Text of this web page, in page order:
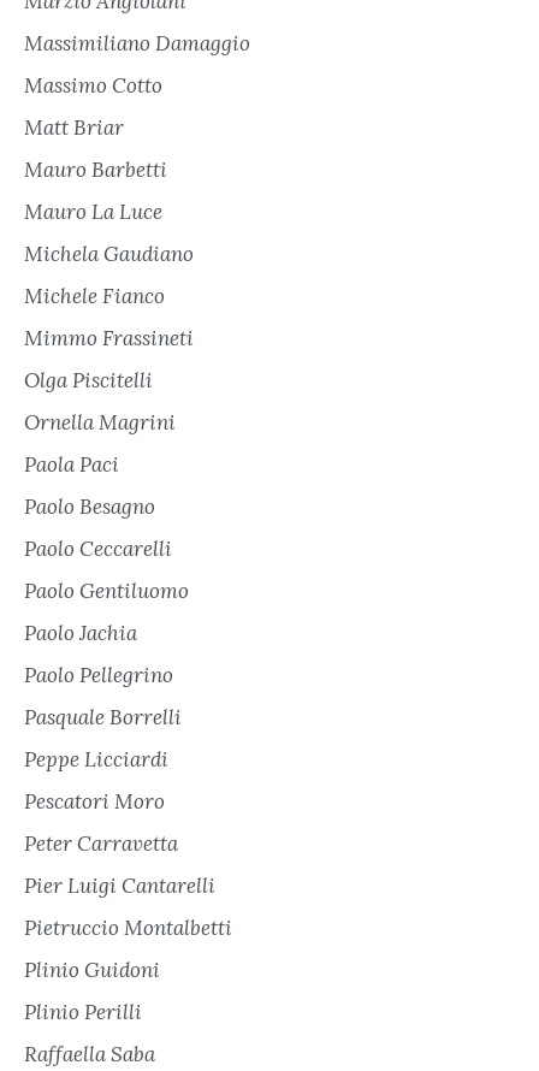
Massimiliano Damaggio
Massimo Cotto
Matt Briar
Mauro Barbetti
Mauro La Luce
Michela Gaudiano
Michele Fianco
Mimmo Frassineti
Olga Piscitelli
Ornella Magrini
Paola Paci
Paolo Besagno
Paolo Ceccarelli
Paolo Gentiluomo
Paolo Jachia
Paolo Pellegrino
Pasquale Borrelli
Peppe Licciardi
Pescatori Moro
Peter Carravetta
Pier Luigi Cantarelli
Pietruccio Montalbetti
Plinio Guidoni
Plinio Perilli
Raffaella Saba